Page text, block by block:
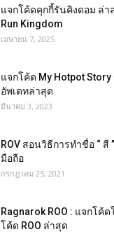
แจกโค้ดคุกกี้รันคิงดอม ล่า
Run Kingdom
เมษายน 7, 2025
แจกโค้ด My Hotpot
อัพเดทล่าสุด
มีนาคม 3, 2023
ROV สอนวิธีการทำชื่อ “
มือถือ
กรกฎาคม 25, 2021
Ragnarok ROO : แจกโค้
โค้ด ROO ล่าสุด